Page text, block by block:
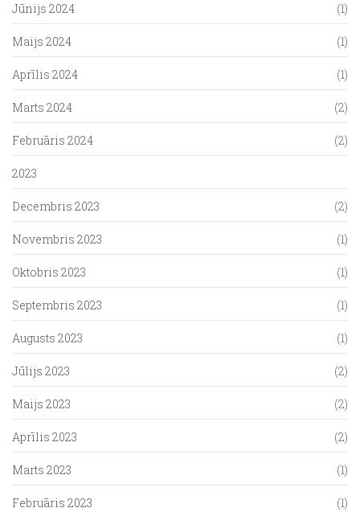
Jūnijs 2024 (1)
Maijs 2024 (1)
Aprīlis 2024 (1)
Marts 2024 (2)
Februāris 2024 (2)
2023
Decembris 2023 (2)
Novembris 2023 (1)
Oktobris 2023 (1)
Septembris 2023 (1)
Augusts 2023 (1)
Jūlijs 2023 (2)
Maijs 2023 (2)
Aprīlis 2023 (2)
Marts 2023 (1)
Februāris 2023 (1)